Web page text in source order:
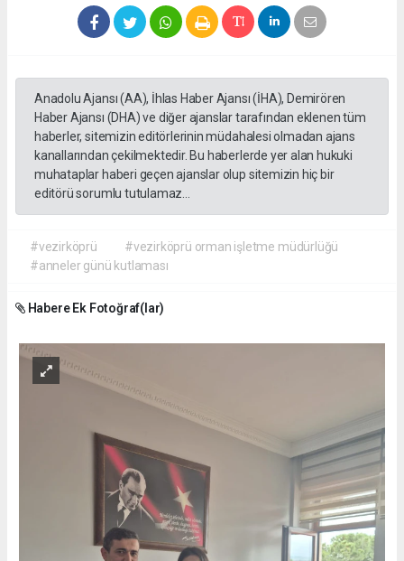
Anadolu Ajansı (AA), İhlas Haber Ajansı (İHA), Demirören
Haber Ajansı (DHA) ve diğer ajanslar tarafından eklenen tüm
haberler, sitemizin editörlerinin müdahalesi olmadan ajans
kanallarından çekilmektedir. Bu haberlerde yer alan hukuki
muhataplar haberi geçen ajanslar olup sitemizin hiç bir
editörü sorumlu tutulamaz...
#vezirköprü
#vezirköprü orman işletme müdürlüğü
#anneler günü kutlaması
Habere Ek Fotoğraf(lar)